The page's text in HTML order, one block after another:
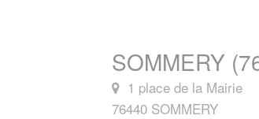
SOMMERY
1 place de la Mairie
76440 SOMMERY